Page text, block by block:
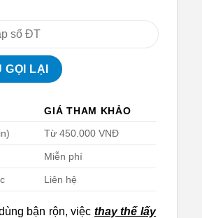
GIÁ THAM KHẢO
Từ 450.000 VNĐ
Miễn phí
Liên hệ
bận rộn, việc thay thế lấy